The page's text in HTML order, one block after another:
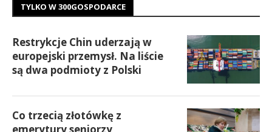
TYLKO W 300GOSPODARCE
Restrykcje Chin uderzają w
europejski przemysł. Na liście
są dwa podmioty z Polski
Co trzecią złotówkę z
emerytury seniorzy